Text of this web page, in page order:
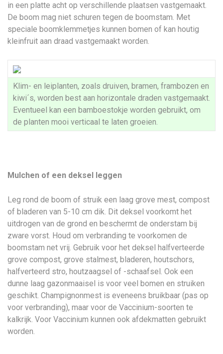
in een platte acht op verschillende plaatsen vastgemaakt.
De boom mag niet schuren tegen de boomstam. Met
speciale boomklemmetjes kunnen bomen of kan houtig
kleinfruit aan draad vastgemaakt worden.
Klim- en leiplanten, zoals druiven, bramen, frambozen en
kiwi´s, worden best aan horizontale draden vastgemaakt.
Eventueel kan een bamboestokje worden gebruikt, om
de planten mooi verticaal te laten groeien.
Mulchen of een deksel leggen
Leg rond de boom of struik een laag grove mest, compost
of bladeren van 5-10 cm dik. Dit deksel voorkomt het
uitdrogen van de grond en beschermt de onderstam bij
zware vorst. Houd om verbranding te voorkomen de
boomstam net vrij. Gebruik voor het deksel halfverteerde
grove compost, grove stalmest, bladeren, houtschors,
halfverteerd stro, houtzaagsel of -schaafsel. Ook een
dunne laag gazonmaaisel is voor veel bomen en struiken
geschikt. Champignonmest is eveneens bruikbaar (pas op
voor verbranding), maar voor de Vaccinium-soorten te
kalkrijk. Voor Vaccinium kunnen ook afdekmatten gebruikt
worden.